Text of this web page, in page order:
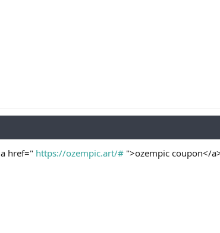
href=" https://ozempic.art/# ">ozempic coupon</